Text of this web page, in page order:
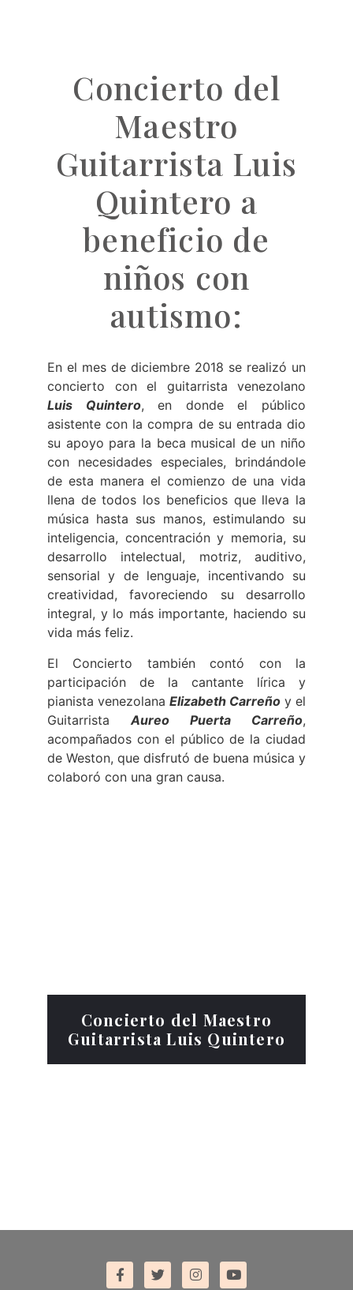
Concierto del
Maestro
Guitarrista Luis
Quintero a
beneficio de
niños con
autismo:
En el mes de diciembre 2018 se realizó un
concierto con el guitarrista venezolano
Luis Quintero, en donde el público
asistente con la compra de su entrada dio
su apoyo para la beca musical de un niño
con necesidades especiales, brindándole
de esta manera el comienzo de una vida
llena de todos los beneficios que lleva la
música hasta sus manos, estimulando su
inteligencia, concentración y memoria, su
desarrollo intelectual, motriz, auditivo,
sensorial y de lenguaje, incentivando su
creatividad, favoreciendo su desarrollo
integral, y lo más importante, haciendo su
vida más feliz.
El Concierto también contó con la
participación de la cantante lírica y
pianista venezolana Elizabeth Carreño y el
Guitarrista Aureo Puerta Carreño,
acompañados con el público de la ciudad
de Weston, que disfrutó de buena música y
colaboró con una gran causa.
Concierto del Maestro
Guitarrista Luis Quintero